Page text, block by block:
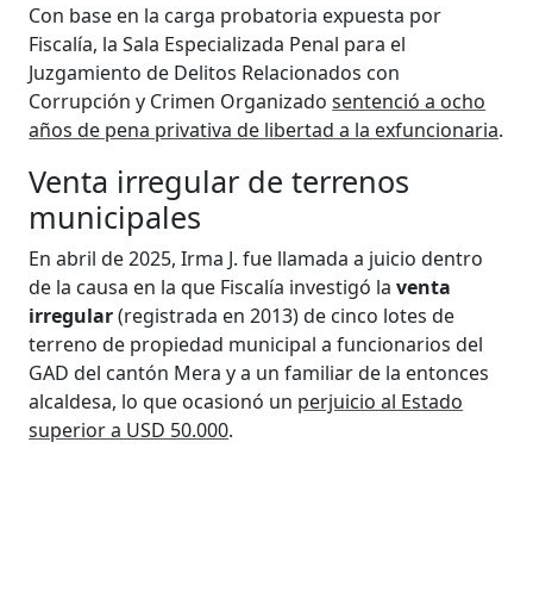
Con base en la carga probatoria expuesta por
Fiscalía, la Sala Especializada Penal para el
Juzgamiento de Delitos Relacionados con
Corrupción y Crimen Organizadosentenció a ocho
años de pena privativa de libertad a la exfuncionaria.
Venta irregular de terrenos
municipales
En abril de 2025, Irma J. fue llamada a juicio dentro
de la causa en la que Fiscalía investigó laventa
irregular(registrada en 2013) de cinco lotes de
terreno de propiedad municipal a funcionarios del
GAD del cantón Mera y a un familiar de la entonces
alcaldesa, lo que ocasionó un perjuicio al Estado
superior a USD 50.000.